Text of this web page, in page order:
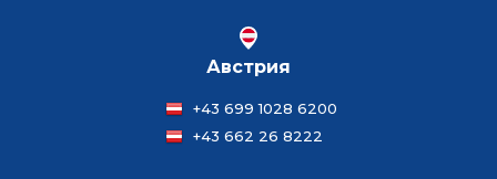
Австрия
+43 699 1028 6200
+43 662 26 8222